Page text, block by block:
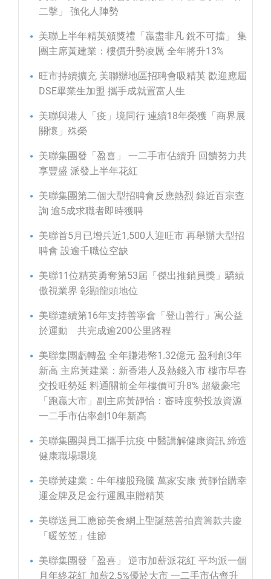
二擊」 強化人陣勢
美聯上半年精英頒獎禮「贏盡非凡 銳不可擋」 集
團主席黃建業：樓價升勢凌厲 全年將升13%
旺市持續擴充 美聯辦地區招聘會吸精英 歡迎應屆
DSE畢業生加盟 攜手成就置富人生
美聯與港人「疫」境同行 連續18年榮獲「商界展
關懷」殊榮
美聯集團發「盈喜」 一二手市佔續升 回饋努力共
享豐盛 派發上半年花紅
美聯集團第二個大型招聘會反應熱烈 錄近百宗查
詢 逾5成求職者即時獲聘
美聯首5月已增兵近1,500人迎旺市 再舉辦大型招
聘會 設逾千職位空缺
美聯11位精英勇奪第53屆「傑出推銷員獎」驕績
傲視業界 彰顯龍頭地位
美聯連續第16年支持善寧會「登山善行」寓公益
於運動 共完成逾200公里路程
美聯集團虧轉盈 全年賺港幣1.32億元 盈利創3年
新高 主席黃建業：新香港人及熱錢入市 樓市早春
交投旺勢延 料通關前全年樓價可升8% 超級豪宅
「跑贏大市」副主席黃靜怡：審時度勢投放資源
一二手市佔率創10年新高
美聯集團與員工攜手抗疫 中醫講解健康資訊 締造
健康職場環境
美聯黃建業：牛年樓股飛騰 萬家安康 黃靜怡購幸
運金牌及足金行運風車贈精英
美聯送員工應節美食網上聖誕慈善拍賣籌款共慶
「暖笠笠」佳節
美聯集團發「盈喜」 逆市加薪派花紅 平均派一個
月年終花紅 加薪2.5%優於大市 一二手市佔齊升